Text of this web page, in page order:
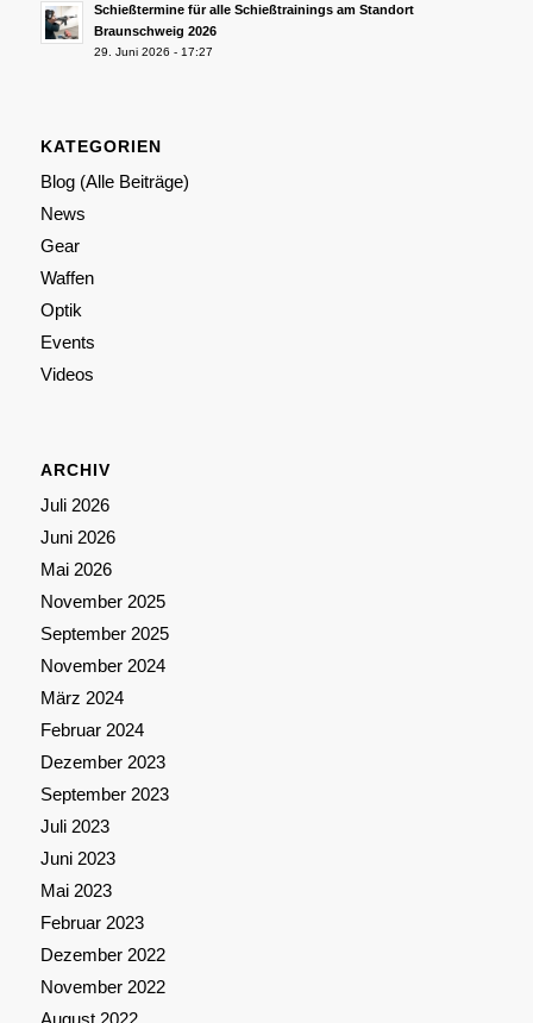
Schießtermine für alle Schießtrainings am Standort
Braunschweig 2026
29. Juni 2026 - 17:27
KATEGORIEN
Blog (Alle Beiträge)
News
Gear
Waffen
Optik
Events
Videos
ARCHIV
Juli 2026
Juni 2026
Mai 2026
November 2025
September 2025
November 2024
März 2024
Februar 2024
Dezember 2023
September 2023
Juli 2023
Juni 2023
Mai 2023
Februar 2023
Dezember 2022
November 2022
August 2022